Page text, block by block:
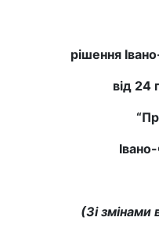
рішення
від 24
(Зі